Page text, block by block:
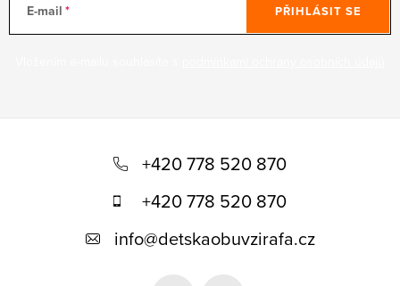
E-mail PŘIHLÁSIT SE
+420 778 520 870
+420 778 520 870
info@detskaobuvzirafa.cz